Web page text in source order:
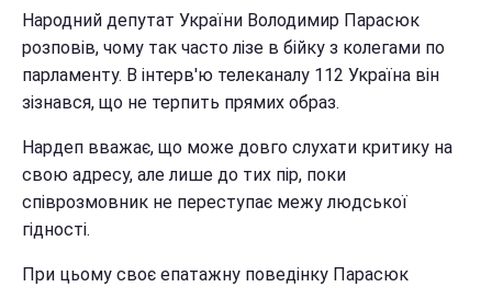
Народний депутат України Володимир Парасюк
розповів, чому так часто лізе в бійку з колегами по
парламенту. В інтерв'ю телеканалу 112 Україна він
зізнався, що не терпить прямих образ.
Нардеп вважає, що може довго слухати критику на
свою адресу, але лише до тих пір, поки
співрозмовник не переступає межу людської
гідності.
При цьому своє епатажну поведінку Парасюк